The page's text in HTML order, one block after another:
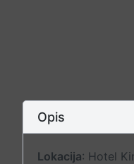
Opis
Lokacija: Hotel